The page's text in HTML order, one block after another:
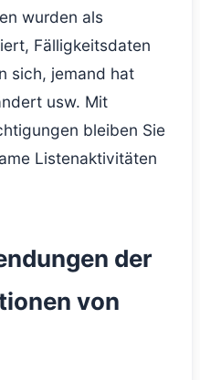
wurden als
Fälligkeitsdaten
sich, jemand hat
usw. Mit
bleiben Sie
Listenaktivitäten
der
von